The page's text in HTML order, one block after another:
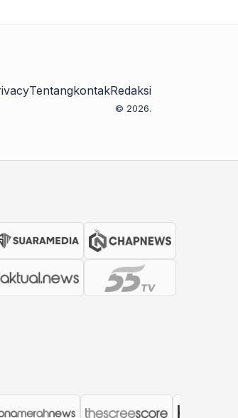
TentangkontakRedaksi
© 2026.